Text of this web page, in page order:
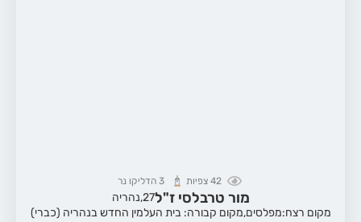
42 צפיות 3 הדליקו נר
מור טרבלסי ז"ל27, נהריה
מקום רצח:מפלסים,מקום קבורה: בית העלמין החדש בנהריה (כברי)